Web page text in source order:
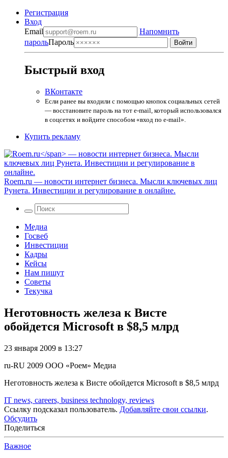
Регистрация
Вход
Email
Напомнить
парольПароль
Быстрый вход
ВКонтакте
Если ранее вы входили с помощью кнопок социальных сетей
— восстановите пароль на тот e-mail, который использовался
в соцсетях и войдите способом «вход по e-mail».
Купить рекламу
Roem.ru — новости интернет бизнеса. Мысли ключевых лиц
Рунета. Инвестиции и регулирование в онлайне.
Медиа
Госвеб
Инвестиции
Кадры
Кейсы
Нам пишут
Советы
Текучка
Неготовность железа к Висте
обойдется Microsoft в $8,5 млрд
23 января 2009 в 13:27
ru-RU 2009 ООО «Роем» Медиа
Неготовность железа к Висте обойдется Microsoft в $8,5 млрд
IT news, careers, business technology, reviews
Ссылку подсказал пользователь. Добавляйте свои ссылки.
Обсудить
Поделиться
Важное